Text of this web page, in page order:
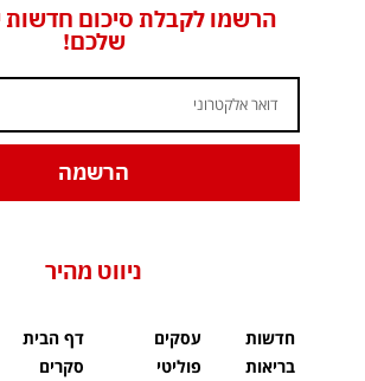
הרשמו לקבלת סיכום חדשות
שלכם!
הרשמה
ניווט מהיר
חדשות
בריאות
עסקים
פוליטי
דף הבית
סקרים